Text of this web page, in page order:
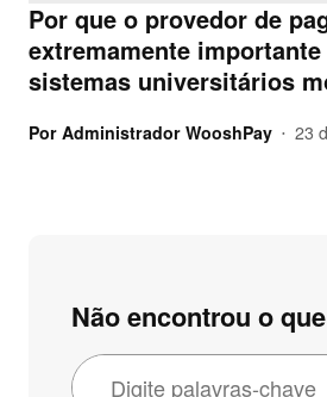
Por que o provedor de
extremamente
sistemas universitários
Por Administrador WooshPay • 23
Não encontrou o